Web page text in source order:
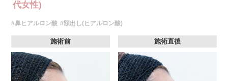
費用：レスチレン 1部位43,800円(税込)～76,800円(税込)
ジュビダームウルトラXC・ジュビダームウルトラ＋XC 1部位98,800円(税
クレヴィエルコントア・クレヴィエルプライム 1部位79,100円(税込)～
217,800円(税込)
ボリューマ 1部位92,300円(税込)～327,800円(税込)
オプション 表面麻酔 3,300円(税込) 笑気麻酔 3,300円(税込)
※A CLINIC では注入量でお値段は変わりません。
代女性)
#鼻ヒアルロン酸 #額出し(ヒアルロン酸)
施術前 施術直後